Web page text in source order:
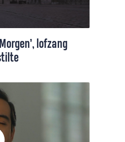
lofzang
Berg luisterde naar
een cover van
Een ode aan de